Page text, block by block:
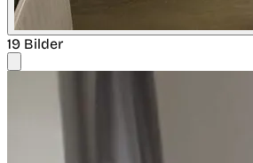
19 Bilder